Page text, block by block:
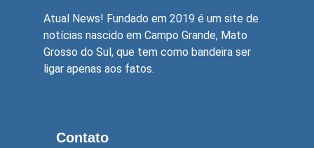
Atual News! Fundado em 2019 é um site de
notícias nascido em Campo Grande, Mato
Grosso do Sul, que tem como bandeira ser
ligar apenas aos fatos.
Contato